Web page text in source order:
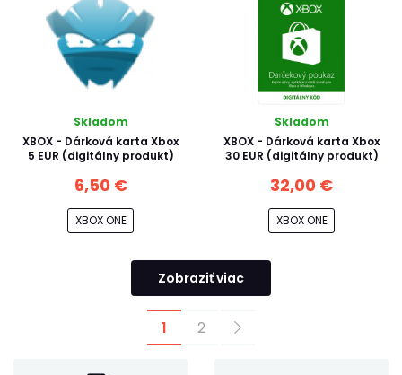
Skladom
XBOX - Dárková karta Xbox
5 EUR (digitálny produkt)
6,50 €
XBOX ONE
Skladom
XBOX - Dárková karta Xbox
30 EUR (digitálny produkt)
32,00 €
XBOX ONE
Zobraziť viac
1 2